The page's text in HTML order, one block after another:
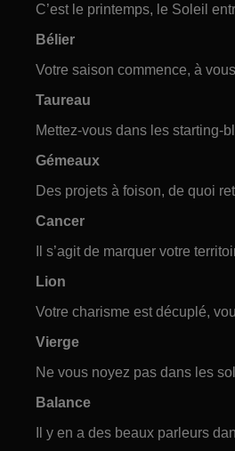
C’est le printemps, le Soleil
Bélier
Votre saison commence, à
Taureau
Mettez-vous dans les starting-
Gémeaux
Des projets à foison, de quoi
Cancer
Il s’agit de marquer votre
Lion
Votre charisme est décuplé,
Vierge
Ne vous noyez pas dans les
Balance
Il y en a des beaux parleurs